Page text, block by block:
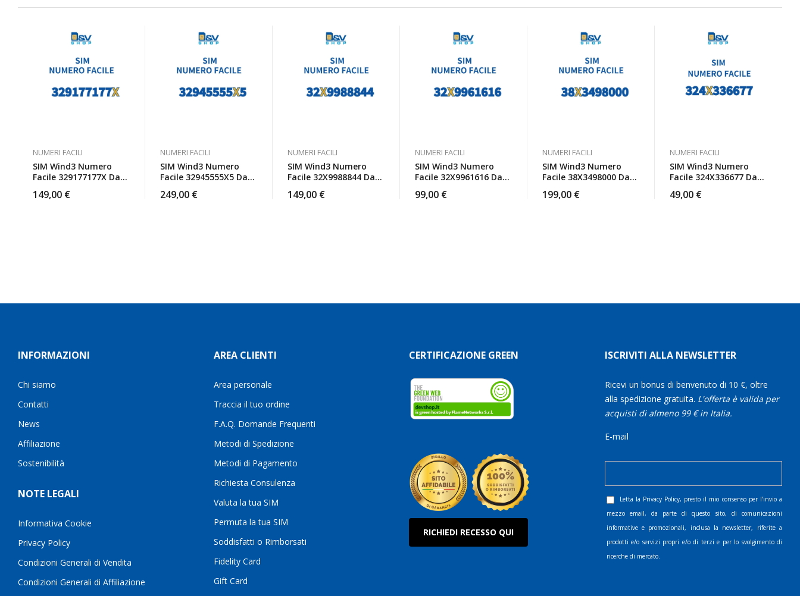
NUMERI FACILI
SIM Wind3 Numero
Facile 329177177X Da
149,00 €
NUMERI FACILI
SIM Wind3 Numero
Facile 32945555X5 Da
249,00 €
NUMERI FACILI
SIM Wind3 Numero
Facile 32X9988844 Da
149,00 €
NUMERI FACILI
SIM Wind3 Numero
Facile 32X9961616 Da
99,00 €
NUMERI FACILI
SIM Wind3 Numero
Facile 38X3498000 Da
199,00 €
NUMERI FACILI
SIM Wind3 Numero
Facile 324X336677 Da
49,00 €
INFORMAZIONI
Chi siamo
Contatti
News
Affiliazione
Sostenibilità
NOTE LEGALI
Informativa Cookie
Privacy Policy
Condizioni Generali di Vendita
Condizioni Generali di Affiliazione
AREA CLIENTI
Area personale
Traccia il tuo ordine
F.A.Q. Domande Frequenti
Metodi di Spedizione
Metodi di Pagamento
Richiesta Consulenza
Valuta la tua SIM
Permuta la tua SIM
Soddisfatti o Rimborsati
Fidelity Card
Gift Card
CERTIFICAZIONE GREEN
RICHIEDI RECESSO QUI
ISCRIVITI ALLA NEWSLETTER
Ricevi un bonus di benvenuto di 10 €, oltre
alla spedizione gratuita. L'offerta è valida per
acquisti di almeno 99 € in Italia.
E-mail
Letta la Privacy Policy, presto il mio consenso per l’invio a
mezzo email, da parte di questo sito, di comunicazioni
informative e promozionali, inclusa la newsletter, riferite a
prodotti e/o servizi propri e/o di terzi e per lo svolgimento di
ricerche di mercato.